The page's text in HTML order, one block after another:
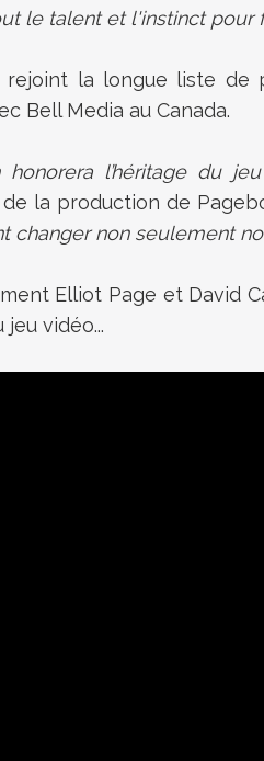
le talent et l'instinct
rejoint la longue liste
Bell Media au Canada.
honorera l’héritage du
la production de
changer non seulement
Elliot Page et David
vidéo...